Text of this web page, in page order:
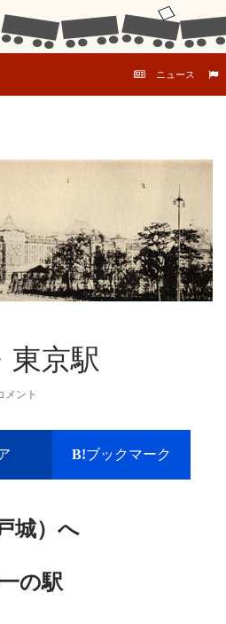
ニュース
東京駅
メント
ブックマーク
城）へ
の駅